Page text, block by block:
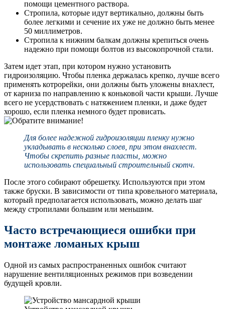
помощи цементного раствора.
Стропила, которые идут вертикально, должны быть
более легкими и сечение их уже не должно быть менее
50 миллиметров.
Стропила к нижним балкам должны крепиться очень
надежно при помощи болтов из высокопрочной стали.
Затем идет этап, при котором нужно установить
гидроизоляцию. Чтобы пленка держалась крепко, лучше всего
применять котрорейки, они должны быть уложены внахлест,
от карниза по направлению к коньковой части крыши. Лучше
всего не усердствовать с натяжением пленки, и даже будет
хорошо, если пленка немного будет провисать.
Для более надежной гидроизоляции пленку нужно
укладывать в несколько слоев, при этом внахлест.
Чтобы скрепить разные пласты, можно
использовать специальный строительный скотч.
После этого собирают обрешетку. Используются при этом
также бруски. В зависимости от типа кровельного материала,
который предполагается использовать, можно делать шаг
между стропилами большим или меньшим.
Часто встречающиеся ошибки при
монтаже ломаных крыш
Одной из самых распространенных ошибок считают
нарушение вентиляционных режимов при возведении
будущей кровли.